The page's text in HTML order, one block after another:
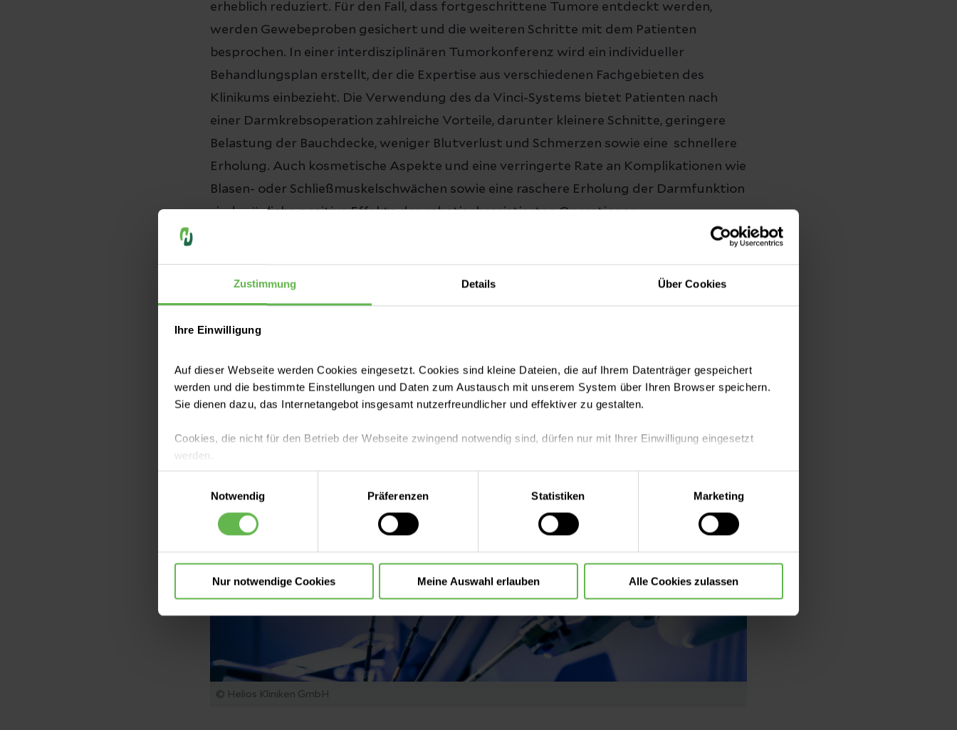
Zustimmung Details Über Cookies
Ihre Einwilligung
Auf dieser Webseite werden Cookies eingesetzt. Cookies sind kleine Dateien, die auf Ihrem Datenträger gespeichert
werden und die bestimmte Einstellungen und Daten zum Austausch mit unserem System über Ihren Browser speichern.
Sie dienen dazu, das Internetangebot insgesamt nutzerfreundlicher und effektiver zu gestalten.
Cookies, die nicht für den Betrieb der Webseite zwingend notwendig sind, dürfen nur mit Ihrer Einwilligung eingesetzt
werden.
Es steht Ihnen frei, unsere Seite mit nur den notwendigen Cookies zu benutzen, eine individuelle Auswahl hinsichtlich der
nicht notwendigen Cookies zu treffen oder durch Auswahl von „Alle Cookies akzeptieren“ in die Verwendung aller Cookies
einzuwilligen. Ihre Auswahlentscheidung können Sie jederzeit ändern oder widerrufen.
Notwendig
Präferenzen Statistiken Marketing
Nur notwendige Cookies Meine Auswahl erlauben Alle Cookies zulassen
erheblich reduziert. Für den Fall, dass fortgeschrittene Tumore entdeckt werden,
werden Gewebeproben gesichert und die weiteren Schritte mit dem Patienten
besprochen. In einer interdisziplinären Tumorkonferenz wird ein individueller
Behandlungsplan erstellt, der die Expertise aus verschiedenen Fachgebieten des
Klinikums einbezieht. Die Verwendung des da Vinci-Systems bietet Patienten nach
einer Darmkrebsoperation zahlreiche Vorteile, darunter kleinere Schnitte, geringere
Belastung der Bauchdecke, weniger Blutverlust und Schmerzen sowie eine schnellere
Erholung. Auch kosmetische Aspekte und eine verringerte Rate an Komplikationen wie
Blasen- oder Schließmuskelschwächen sowie eine raschere Erholung der Darmfunktion
sind mögliche positive Effekte der robotischassistierten Operationen.
© Helios Kliniken GmbH